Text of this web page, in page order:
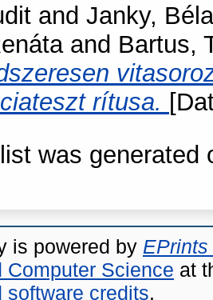
and Janky, Béla
and Bartus,
rítusa.
was generated
is powered by EPrints
Computer Science at
software credits.